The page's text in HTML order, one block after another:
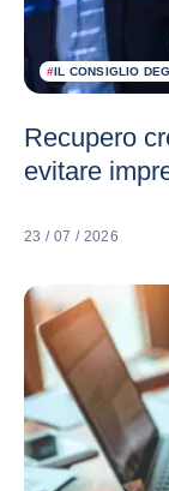
#IL CONSIGLIO
Recupero
evitare
23 / 07 / 2026